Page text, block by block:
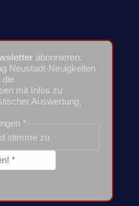
abonnieren.
Neustadt-Neuigkeiten
die
mit Infos zu
Auswertung,
*
stimme zu